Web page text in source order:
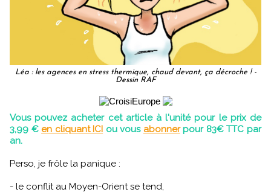
Léa : les agences en stress thermique, chaud devant, ça décroche ! -
Dessin RAF
Vous pouvez acheter cet article à l'unité pour le prix de
3,99 € en cliquant ICI ou vous abonner pour 83€ TTC par
an.
Perso, je frôle la panique :
- le conflit au Moyen-Orient se tend,